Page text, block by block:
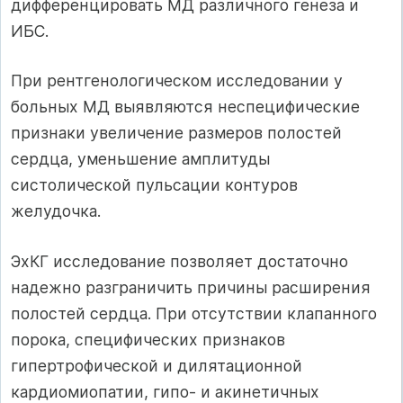
дифференцировать МД различного генеза и
ИБС.
При рентгенологическом исследовании у
больных МД выявляются неспецифические
признаки увеличение размеров полостей
сердца, уменьшение амплитуды
систолической пульсации контуров
желудочка.
ЭхКГ исследование позволяет достаточно
надежно разграничить причины расширения
полостей сердца. При отсутствии клапанного
порока, специфических признаков
гипертрофической и дилятационной
кардиомиопатии, гипо- и акинетичных